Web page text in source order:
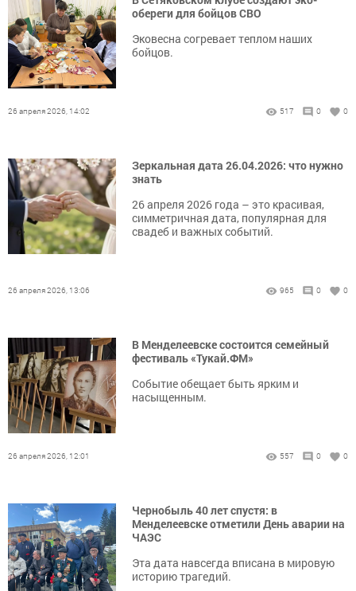
обереги для бойцов СВО
Эковесна согревает теплом наших
бойцов.
26 апреля 2026, 14:02 517 0 0
Зеркальная дата 26.04.2026: что нужно
знать
26 апреля 2026 года – это красивая,
симметричная дата, популярная для
свадеб и важных событий.
26 апреля 2026, 13:06 965 0 0
В Менделеевске состоится семейный
фестиваль «Тукай.ФМ»
Событие обещает быть ярким и
насыщенным.
26 апреля 2026, 12:01 557 0 0
Чернобыль 40 лет спустя: в
Менделеевске отметили День аварии на
ЧАЭС
Эта дата навсегда вписана в мировую
историю трагедий.